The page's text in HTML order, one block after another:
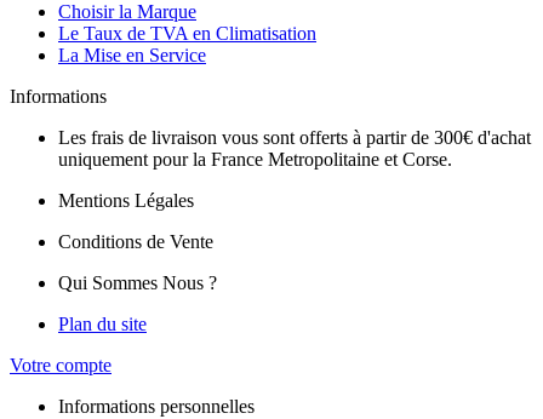
Choisir la Marque
Le Taux de TVA en Climatisation
La Mise en Service
Informations
Les frais de livraison vous sont offerts à partir de 300€ d'achat
uniquement pour la France Metropolitaine et Corse.
Mentions Légales
Conditions de Vente
Qui Sommes Nous ?
Plan du site
Votre compte
Informations personnelles